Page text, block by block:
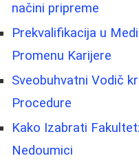
načini pripreme
Prekvalifikacija u
Promenu Karijere
Sveobuhvatni Vodič
Procedure
Kako Izabrati
Nedoumici